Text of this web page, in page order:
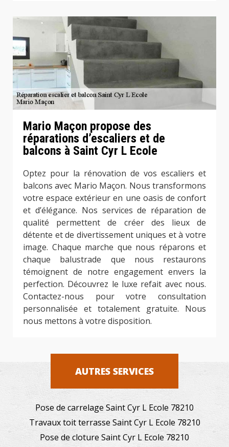
Mario Maçon propose des
réparations d’escaliers et de
balcons à Saint Cyr L Ecole
Optez pour la rénovation de vos escaliers et
balcons avec Mario Maçon. Nous transformons
votre espace extérieur en une oasis de confort
et d’élégance. Nos services de réparation de
qualité permettent de créer des lieux de
détente et de divertissement uniques et à votre
image. Chaque marche que nous réparons et
chaque balustrade que nous restaurons
témoignent de notre engagement envers la
perfection. Découvrez le luxe refait avec nous.
Contactez-nous pour votre consultation
personnalisée et totalement gratuite. Nous
nous mettons à votre disposition.
AUTRES SERVICES
Pose de carrelage Saint Cyr L Ecole 78210
Travaux toit terrasse Saint Cyr L Ecole 78210
Pose de cloture Saint Cyr L Ecole 78210